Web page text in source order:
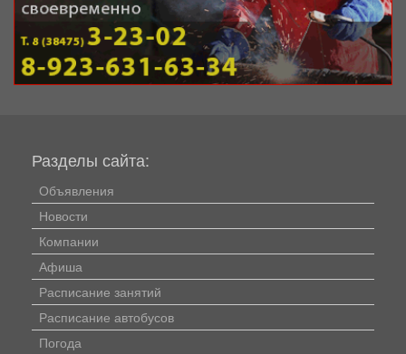
Разделы сайта:
Объявления
Новости
Компании
Афиша
Расписание занятий
Расписание автобусов
Погода